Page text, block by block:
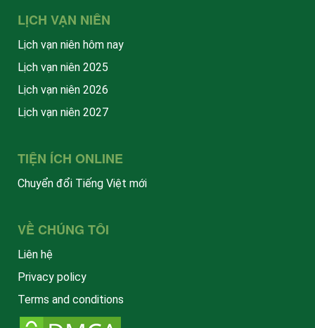
LỊCH VẠN NIÊN
Lịch vạn niên hôm nay
Lịch vạn niên 2025
Lịch vạn niên 2026
Lịch vạn niên 2027
TIỆN ÍCH ONLINE
Chuyển đổi Tiếng Việt mới
VỀ CHÚNG TÔI
Liên hệ
Privacy policy
Terms and conditions